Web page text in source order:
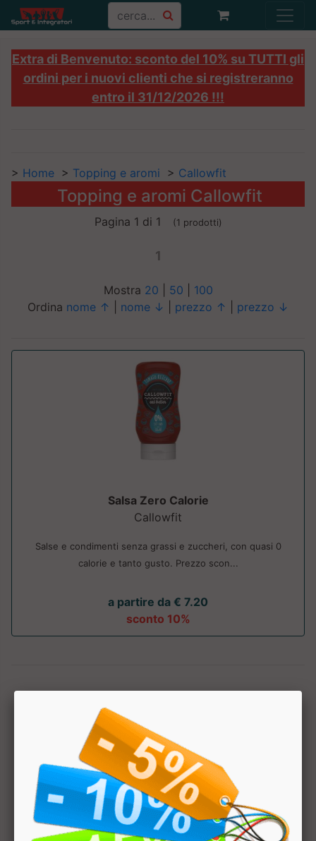
Extra di Benvenuto: sconto del 10% su TUTTI gli
ordini per i nuovi clienti che si registreranno
entro il 31/12/2026 !!!
> Home > Topping e aromi > Callowfit
Topping e aromi Callowfit
Pagina 1 di 1 (1 prodotti)
1
Mostra 20 50
100
Ordina nome ↑ nome ↓ prezzo ↑ prezzo ↓
Salsa Zero Calorie
Callowfit
Salse e condimenti senza grassi e zuccheri, con quasi 0
calorie e tanto gusto. Prezzo scon...
a partire da € 7.20
sconto 10%
Hai bisogno di aiuto? Chatta con noi